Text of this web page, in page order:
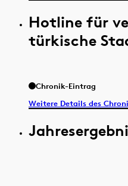
Hotline für
türkische
Chronik-Eintrag
Weitere Details des